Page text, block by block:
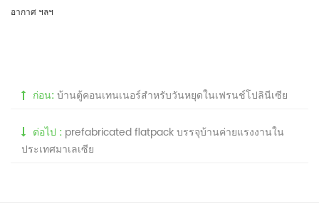
อากาศ ฯลฯ
ก่อน:บ้านตู้คอนเทนเนอร์สำหรับวันหยุดในเฟรนช์โปลินีเซีย
ต่อไป : prefabricated flatpack บรรจุบ้านค่ายแรงงานใน
ประเทศมาเลเซีย